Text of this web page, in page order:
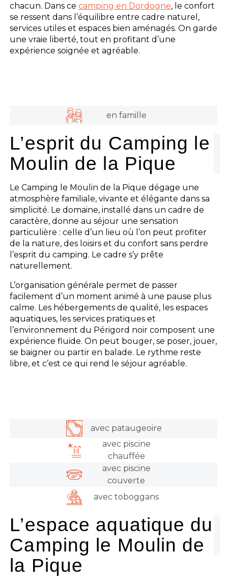
chacun. Dans cecamping en Dordogne, le confort
se ressent dans l’équilibre entre cadre naturel,
services utiles et espaces bien aménagés. On garde
une vraie liberté, tout en profitant d’une
expérience soignée et agréable.
en famille
L’esprit du Camping le
Moulin de la Pique
Le Camping le Moulin de la Pique dégage une
atmosphère familiale, vivante et élégante dans sa
simplicité. Le domaine, installé dans un cadre de
caractère, donne au séjour une sensation
particulière : celle d’un lieu où l’on peut profiter
de la nature, des loisirs et du confort sans perdre
l’esprit du camping. Le cadre s’y prête
naturellement.
L’organisation générale permet de passer
facilement d’un moment animé à une pause plus
calme. Les hébergements de qualité, les espaces
aquatiques, les services pratiques et
l’environnement du Périgord noir composent une
expérience fluide. On peut bouger, se poser, jouer,
se baigner ou partir en balade. Le rythme reste
libre, et c’est ce qui rend le séjour agréable.
avec pataugeoire
avec piscine
chauffée
avec piscine
couverte
avec toboggans
L’espace aquatique du
Camping le Moulin de
la Pique